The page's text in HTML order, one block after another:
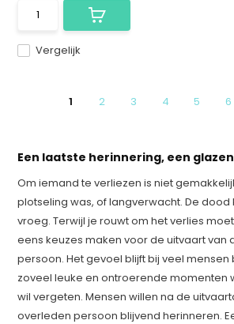
Vergelijk
1 2 3 4 5 6
Een laatste herinnering, een
Om iemand te verliezen is niet
plotseling was, of langverwacht. De dood
vroeg. Terwijl je rouwt om het verlies
eens keuzes maken voor de uitvaart van
persoon. Het gevoel blijft bij veel
zoveel leuke en ontroerende momenten
wil vergeten. Mensen willen na de
overleden persoon blijvend herinneren.